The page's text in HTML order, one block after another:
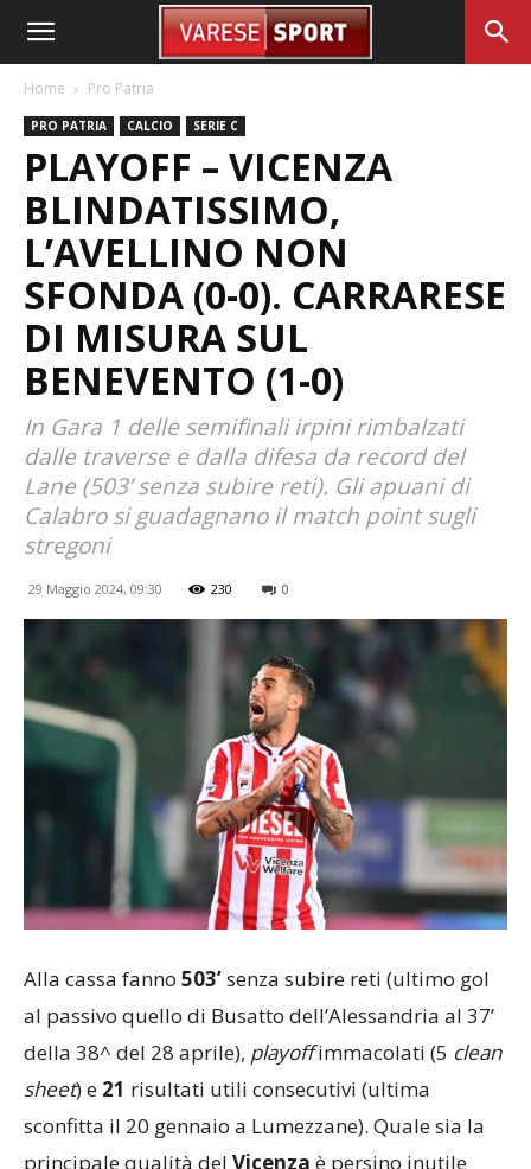
Home Pro Patria
PRO PATRIA CALCIO SERIE C
PLAYOFF – VICENZA
BLINDATISSIMO,
L’AVELLINO NON
SFONDA (0-0). CARRARESE
DI MISURA SUL
BENEVENTO (1-0)
In Gara 1 delle semifinali irpini rimbalzati
dalle traverse e dalla difesa da record del
Lane (503’ senza subire reti). Gli apuani di
Calabro si guadagnano il match point sugli
stregoni
29 Maggio 2024, 09:30 230 0
Alla cassa fanno 503’senza subire reti (ultimo gol
al passivo quello di Busatto dell’Alessandria al 37’
della 38^ del 28 aprile), playoffimmacolati (5 clean
sheet) e 21 risultati utili consecutivi (ultima
sconfitta il 20 gennaio a Lumezzane). Quale sia la
principale qualità del Vicenza è persino inutile